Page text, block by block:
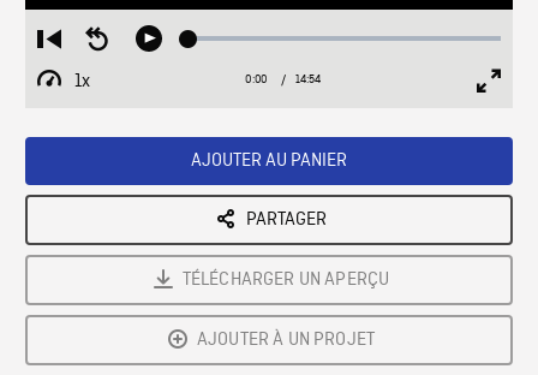
Restart
from
beginning
Seek
Play Loaded:
1x
Playback
Current
0:00 / Duration
14:54
AJOUTER AU PANIER
PARTAGER
TÉLÉCHARGER UN APERÇU
AJOUTER À UN PROJET